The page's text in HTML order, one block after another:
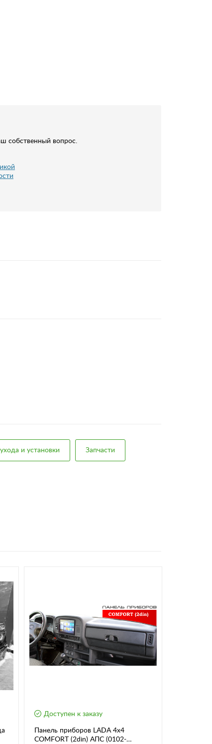
собственный вопрос.
и установки Запчасти
Доступен к заказу
Панель приборов LADA 4x4
COMFORT (2din) АПС (0102-